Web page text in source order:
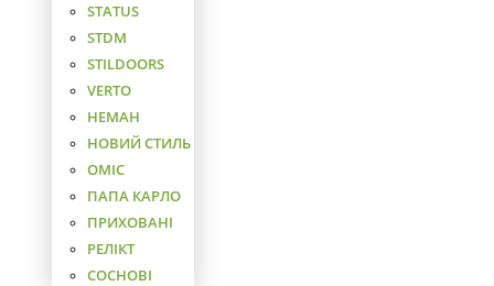
STATUS
STDM
STILDOORS
VERTO
НЕМАН
НОВИЙ СТИЛЬ
ОМІС
ПАПА КАРЛО
ПРИХОВАНІ
РЕЛІКТ
СОСНОВІ